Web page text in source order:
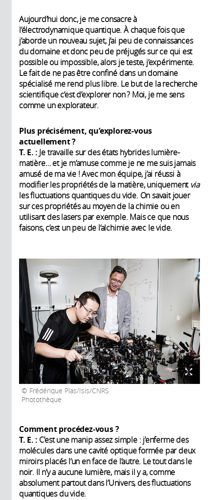
Aujourd’hui donc, je me consacre à
l’électrodynamique quantique. À chaque fois que
j’aborde un nouveau sujet, j’ai peu de connaissances
du domaine et donc peu de préjugés sur ce qui est
possible ou impossible, alors je teste, j’expérimente.
Le fait de ne pas être confiné dans un domaine
spécialisé me rend plus libre. Le but de la recherche
scientifique c’est d’explorer non ? Moi, je me sens
comme un explorateur.
Plus précisément, qu’explorez-vous
actuellement ?
T. E. : Je travaille sur des états hybrides lumière-
matière… et je m’amuse comme je ne me suis jamais
amusé de ma vie ! Avec mon équipe, j’ai réussi à
modifier les propriétés de la matière, uniquement via
les fluctuations quantiques du vide. On savait jouer
sur ces propriétés au moyen de la chimie ou en
utilisant des lasers par exemple. Mais ce que nous
faisons, c’est un peu de l’alchimie avec le vide.
Frédérique Plas/Isis/CNRS
Photothèque
Comment procédez-vous ?
T. E. : C’est une manip assez simple : j’enferme des
molécules dans une cavité optique formée par deux
miroirs placés l’un en face de l’autre. Le tout dans le
noir. Il n’y a aucune lumière, mais il y a, comme
absolument partout dans l’Univers, des fluctuations
quantiques du vide.